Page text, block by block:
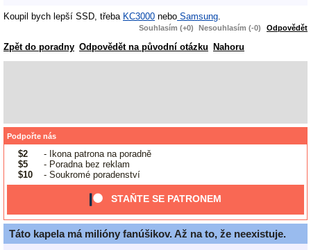
Koupil bych lepší SSD, třeba KC3000 nebo Samsung
Souhlasím (+0) Nesouhlasím (-0) Odpovědět
Zpět do poradny Odpovědět na původní otázku Nahoru
Podpořte nás
$2
- Ikona patrona na poradně
$5
- Poradna bez reklam
$10
- Soukromé poradenství
STAŇTE SE PATRONEM
Táto kapela má milióny fanúšikov. Až na to, že neexistuje.